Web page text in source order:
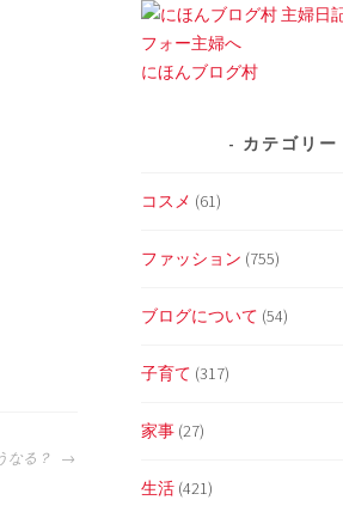
なる？
にほんブログ村
カテゴリー
コスメ (61)
ファッション (755)
ブログについて (54)
子育て (317)
家事 (27)
生活 (421)